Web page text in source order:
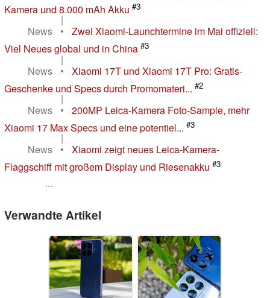
Kamera und 8.000 mAh Akku #3
|
News
•
Zwei Xiaomi-Launchtermine im Mai offiziell:
Viel Neues global und in China #3
|
News
•
Xiaomi 17T und Xiaomi 17T Pro: Gratis-
Geschenke und Specs durch Promomateri... #2
|
News
•
200MP Leica-Kamera Foto-Sample, mehr
Xiaomi 17 Max Specs und eine potentiel... #3
|
News
•
Xiaomi zeigt neues Leica-Kamera-
Flaggschiff mit großem Display und Riesenakku #3
...
Verwandte Artikel